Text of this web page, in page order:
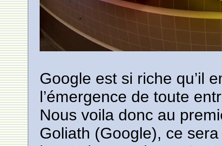
Google est si riche qu’il
l’émergence de toute
Nous voila donc au
Goliath (Google), ce